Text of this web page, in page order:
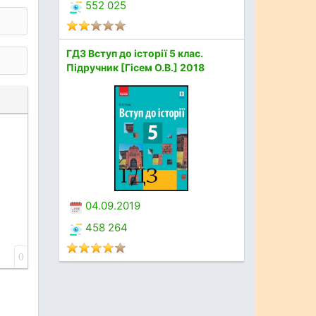
0
552 025
ГДЗ Вступ до історії 5 клас.
Підручник [Гісем О.В.] 2018
04.09.2019
458 264